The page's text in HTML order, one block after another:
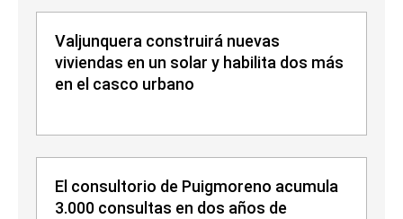
Valjunquera construirá nuevas
viviendas en un solar y habilita dos más
en el casco urbano
El consultorio de Puigmoreno acumula
3.000 consultas en dos años de